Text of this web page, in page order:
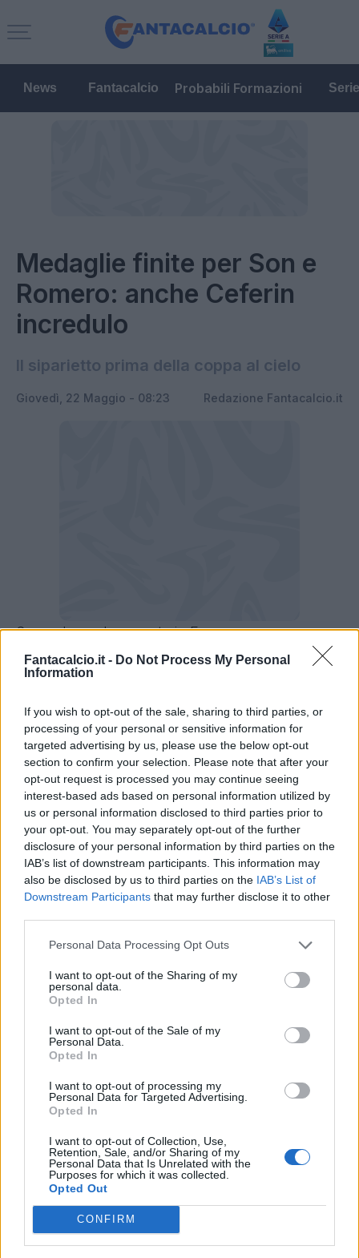
Fantacalcio.it - Do Not Process My Personal
Information
If you wish to opt-out of the sale, sharing to third parties, or
processing of your personal or sensitive information for
targeted advertising by us, please use the below opt-out
section to confirm your selection. Please note that after your
opt-out request is processed you may continue seeing
interest-based ads based on personal information utilized by
us or personal information disclosed to third parties prior to
your opt-out. You may separately opt-out of the further
disclosure of your personal information by third parties on the
IAB’s list of downstream participants. This information may
also be disclosed by us to third parties on the IAB’s List of
Downstream Participants that may further disclose it to other
Personal Data Processing Opt Outs
I want to opt-out of the Sharing of my
personal data.
Opted In
I want to opt-out of the Sale of my
Personal Data.
Opted In
I want to opt-out of processing my
Personal Data for Targeted Advertising.
Opted In
I want to opt-out of Collection, Use,
Retention, Sale, and/or Sharing of my
Personal Data that Is Unrelated with the
Purposes for which it was collected.
Opted Out
CONFIRM
News Fantacalcio Probabili Formazioni
Medaglie finite per Son e
Romero: anche Ceferin
incredulo
Il siparietto prima della coppa al cielo
Giovedì, 22 Maggio - 08:23 Redazione Fantacalcio.it
Succede anche questo in Europa
League: Medaglie terminate per Son, Romero e
Bentancur al momento della consegna del
imbarazzo anche per Ceferin e i delegati UEFA.
Redazione Fantacalcio.it
Atalanta, si ferma
Sulemana: ecco come
stanno le cose